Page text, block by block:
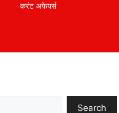
करंट अफेयर्स
Search